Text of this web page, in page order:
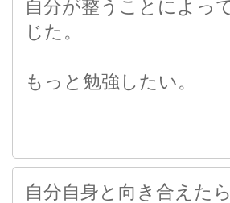
自分が整うことによっ
じた。
もっと勉強したい。
自分自身と向き合えた